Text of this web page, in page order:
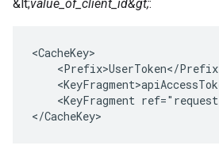
&lt;value_of_client_id&gt;:
<CacheKey>
<Prefix>UserToken</
<KeyFragment
</CacheKey>